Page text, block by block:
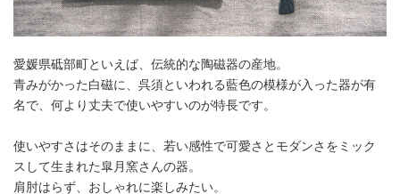
愛媛県砥部町といえば、伝統的な陶磁器の産地。
青みがかった白磁に、呉須といわれる藍色の模様が入った器が有
名で、何より丈夫で使いやすいのが特長です。
使いやすさはそのままに、若い感性で可愛さとモダンさをミック
スして生まれた皐月窯さんの器。
肩肘はらず、おしゃれに楽しみたい。